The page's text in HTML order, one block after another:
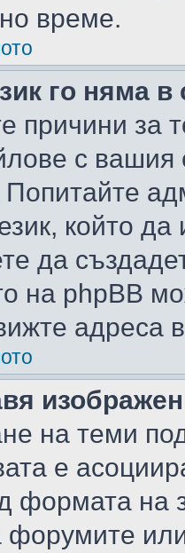
време.
го няма в
причини за
с вашия
Попитайте
който да
да
на phpBB
адреса
на теми
е
формата на
форумите